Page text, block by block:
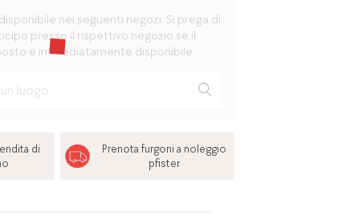
nei seguenti negozi. Si prega di
presso il rispettivo negozio se il
e immediatamente disponibile.
di
Prenota furgoni a noleggio
pfister